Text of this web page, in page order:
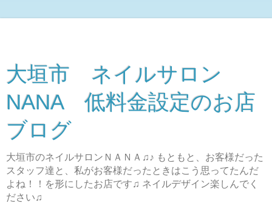
大垣市 ネイルサロン
NANA 低料金設定のお店
ブログ
大垣市のネイルサロンＮＡＮＡ♫♪ もともと、お客様だった
スタッフ達と、私がお客様だったときはこう思ってたんだ
よね！！を形にしたお店です♫ ネイルデザイン楽しんでく
ださい♫